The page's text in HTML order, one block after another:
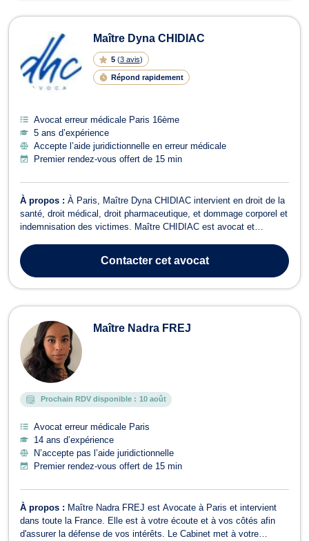
Maître Dyna CHIDIAC
5 (3 avis)
Répond rapidement
Avocat erreur médicale Paris 16ème
5 ans d’expérience
Accepte l’aide juridictionnelle en erreur médicale
Premier rendez-vous offert de 15 min
À propos : À Paris, Maître Dyna CHIDIAC intervient en droit de la
santé, droit médical, droit pharmaceutique, et dommage corporel et
indemnisation des victimes. Maître CHIDIAC est avocat et
dans chaque dossier et traite chaque affaire de manière
personnalisée. Le Cabinet vo...
Contactercet avocat
Maître Nadra FREJ
Prochain RDV disponible : 10 août
Avocat erreur médicale Paris
14 ans d’expérience
N’accepte pas l’aide juridictionnelle
Premier rendez-vous offert de 15 min
À propos : Maître Nadra FREJ est Avocate à Paris et intervient
dans toute la France. Elle est à votre écoute et à vos côtés afin
d'assurer la défense de vos intérêts. Le Cabinet met à votre